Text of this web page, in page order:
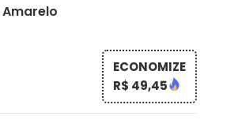
ECONOMIZE
R$ 49,45